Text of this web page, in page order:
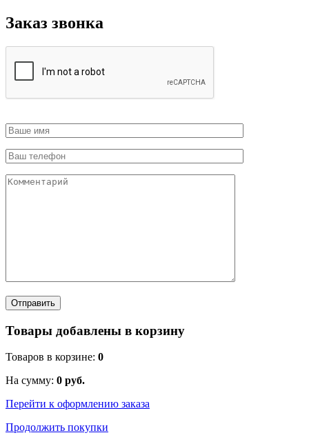
Заказ звонка
Товары добавлены в корзину
Товаров в корзине: 0
На сумму: 0 руб.
Перейти к оформлению заказа
Продолжить покупки